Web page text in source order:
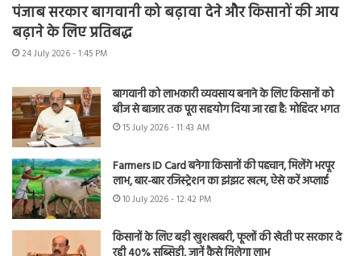
पंजाब सरकार बागवानी को बढ़ावा देने और किसानों की आय
बढ़ाने के लिए प्रतिबद्ध
24 July 2026 - 1:45 PM
बागवानी को लाभकारी व्यवसाय बनाने के लिए किसानों को
बीज से बाजार तक पूरा सहयोग दिया जा रहा है: मोहिंदर भगत
15 July 2026 - 11:43 AM
Farmers ID Card बनेगा किसानों की पहचान, मिलेंगे भरपूर
लाभ, बार-बार रजिस्ट्रेशन का झंझट खत्म, ऐसे करें अप्लाई
10 July 2026 - 12:42 PM
किसानों के लिए बड़ी खुशखबरी, फूलों की खेती पर सरकार दे